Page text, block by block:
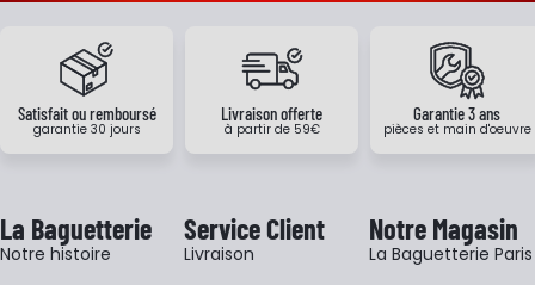
Satisfait ou remboursé
garantie 30 jours
Livraison offerte
à partir de 59€
Garantie 3 ans
pièces et main d'oeuvre
La Baguetterie
Notre histoire
Service Client
Livraison
Notre Magasin
La Baguetterie Paris